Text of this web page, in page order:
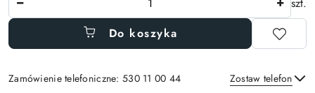
szt.
Do koszyka
Zamówienie telefoniczne: 530 11 00 44 Zostaw telefon